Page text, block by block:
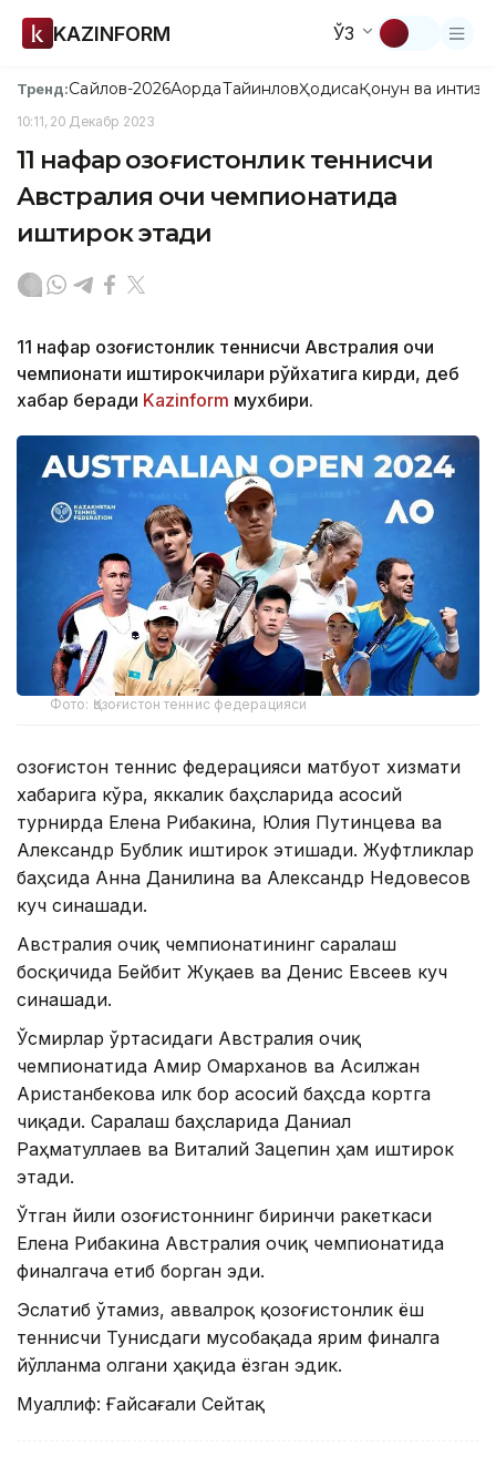
KAZINFORM ЎЗ
Тренд:Сайлов-2026АқордаТайинловҲодисаҚонун ва
10:11, 20 Декабр 2023
11 нафар қозоғистонлик теннисчи
Австралия очиқ чемпионатида
иштирок этади
11 нафар қозоғистонлик теннисчи Австралия очиқ
чемпионати иштирокчилари рўйхатига кирди, деб
хабар беради Kazinform мухбири.
Фото: Қозоғистон теннис федерацияси
Қозоғистон теннис федерацияси матбуот хизмати
хабарига кўра, яккалик баҳсларида асосий
турнирда Елена Рибакина, Юлия Путинцева ва
Александр Бублик иштирок этишади. Жуфтликлар
баҳсида Анна Данилина ва Александр Недовесов
куч синашади.
Австралия очиқ чемпионатининг саралаш
босқичида Бейбит Жуқаев ва Денис Евсеев куч
синашади.
Ўсмирлар ўртасидаги Австралия очиқ
чемпионатида Амир Омарханов ва Асилжан
Аристанбекова илк бор асосий баҳсда кортга
чиқади. Саралаш баҳсларида Даниал
Раҳматуллаев ва Виталий Зацепин ҳам иштирок
этади.
Ўтган йили Қозоғистоннинг биринчи ракеткаси
Елена Рибакина Австралия очиқ чемпионатида
финалгача етиб борган эди.
Эслатиб ўтамиз, аввалроқ қозоғистонлик ёш
теннисчи Тунисдаги мусобақада ярим финалга
йўлланма олгани ҳақида ёзган эдик.
Муаллиф: Ғайсағали Сейтақ